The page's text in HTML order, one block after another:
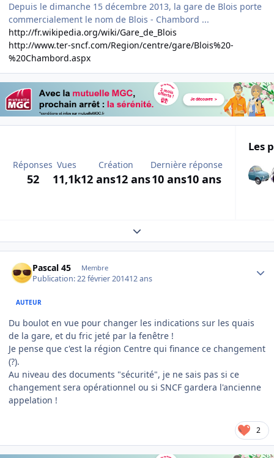
Depuis le dimanche 15 décembre 2013, la gare de Blois porte
commercialement le nom de Blois - Chambord ...
http://fr.wikipedia.org/wiki/Gare_de_Blois
http://www.ter-sncf.com/Region/centre/gare/Blois%20-
%20Chambord.aspx
Réponses
52
Vues
11,1k
Création
12 ans12 ans
Dernière réponse
10 ans10 ans
Les
Expand topic overview
Pascal 45 Membre
Publication:22 février 201412 ans
AUTEUR
Du boulot en vue pour changer les indications sur les quais
de la gare, et du fric jeté par la fenêtre !
Je pense que c'est la région Centre qui finance ce changement
(?).
Au niveau des documents "sécurité", je ne sais pas si ce
changement sera opérationnel ou si SNCF gardera l'ancienne
appelation !
2